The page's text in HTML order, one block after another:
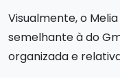
Visualmente, o
semelhante à do
organizada e